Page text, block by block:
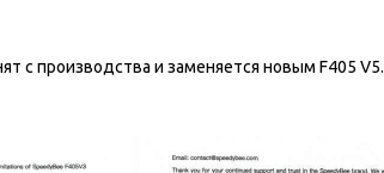
с производства и заменяется новым F405 V5.